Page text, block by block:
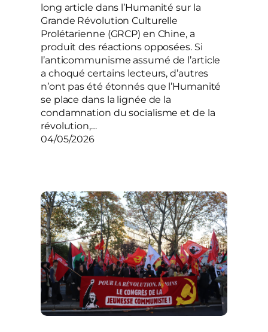
long article dans l’Humanité sur la
Grande Révolution Culturelle
Prolétarienne (GRCP) en Chine, a
produit des réactions opposées. Si
l’anticommunisme assumé de l’article
a choqué certains lecteurs, d’autres
n’ont pas été étonnés que l’Humanité
se place dans la lignée de la
condamnation du socialisme et de la
révolution,…
04/05/2026